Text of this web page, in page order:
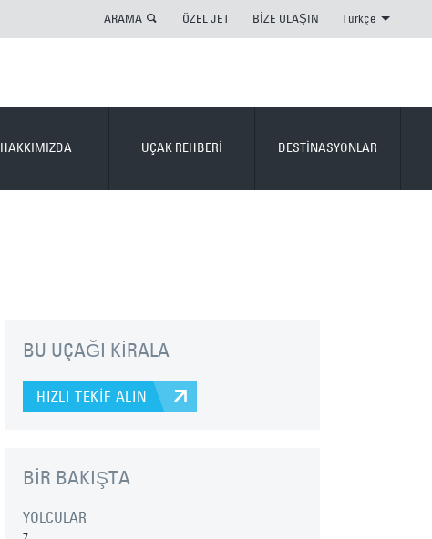
ARAMA ÖZEL JET BİZE ULAŞIN Türkçe
HAKKIMIZDA UÇAK REHBERİ DESTİNASYONLAR
BU UÇAĞI KİRALA
HIZLI TEKİF ALIN
BİR BAKIŞTA
YOLCULAR